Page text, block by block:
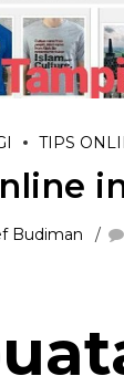
TIPS
Budiman